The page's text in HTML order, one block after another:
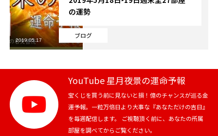
お知らせ
芸能界
テニス
スポーツ
競馬
ブログ
の運勢
2019.05.17
YouTube 星月夜景の運命予報
宝くじを買う前に見ないと損！億のチャンスが巡る金
運予報。一粒万倍日より大事な『あなただけの吉日』
を毎週配信します。 ご視聴頂く前に、あなたの所属
部屋を調べてからご覧ください。